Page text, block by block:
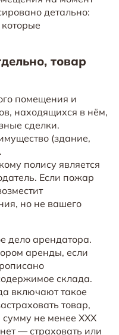
детально:
товар
помещения и
находящихся в нём,
сделки.
(здание,
полису является
Если пожар
но не вашего
дело арендатора.
аренды, если
склада.
включают такое
товар,
не менее XXX
— страховать или